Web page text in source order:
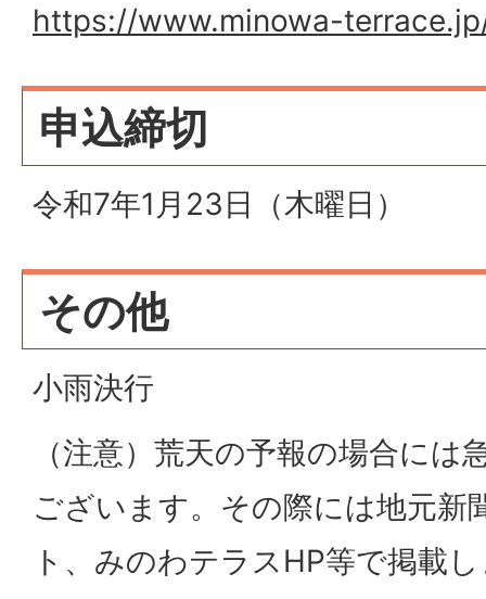
https://www.minowa-
申込締切
令和7年1月23日（木曜日）
その他
小雨決行
（注意）荒天の予報の場合には
ございます。その際には地元新
ト、みのわテラスHP等で掲載